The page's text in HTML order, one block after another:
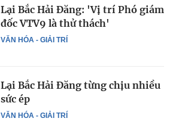
VĂN HÓA - GIẢI TRÍ
Lại Bắc Hải Đăng: 'Vị trí Phó giám
đốc VTV9 là thử thách'
VĂN HÓA - GIẢI TRÍ
Lại Bắc Hải Đăng từng chịu nhiều
sức ép